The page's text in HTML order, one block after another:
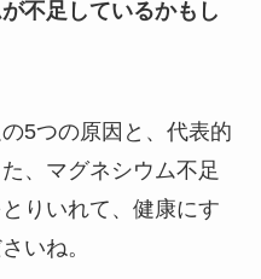
不足しているかもし
5つの原因と、代表的
、マグネシウム不足
りいれて、健康にす
いね。